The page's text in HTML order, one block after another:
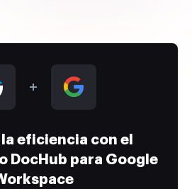
eficiencia con el
DocHub para Google